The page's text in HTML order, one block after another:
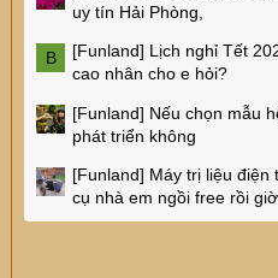
uy tín Hải Phòng,
B [Funland] Lịch nghỉ Tết
cao nhân cho e hỏi?
[Funland] Nếu chọn mẫu
phát triển không
[Funland] Máy trị liệu điện
cụ nhà em ngồi free rồi